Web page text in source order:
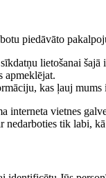
piedāvāto
lietošanai šajā
apmeklējat.
kas ļauj
interneta vietnes
nedarboties tik labi,